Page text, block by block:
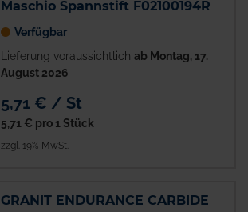
Maschio Spannstift F02100194R
Verfügbar
Lieferung voraussichtlich ab Montag, 17.
August 2026
5,71 € / St
5,71 € pro 1 Stück
zzgl. 19% MwSt.
GRANIT ENDURANCE CARBIDE